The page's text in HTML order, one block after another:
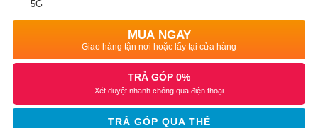
5G
MUA NGAY
Giao hàng tận nơi hoặc lấy tại cửa hàng
TRẢ GÓP 0%
Xét duyệt nhanh chóng qua điện thoại
TRẢ GÓP QUA THẺ